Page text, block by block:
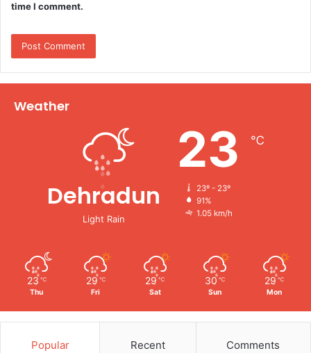
time I comment.
Weather
Dehradun
Light Rain
23 ℃
23º - 23º
91%
1.05 km/h
23 ℃
Thu
29 ℃
Fri
29 ℃
Sat
30 ℃
Sun
29 ℃
Mon
Popular Recent Comments